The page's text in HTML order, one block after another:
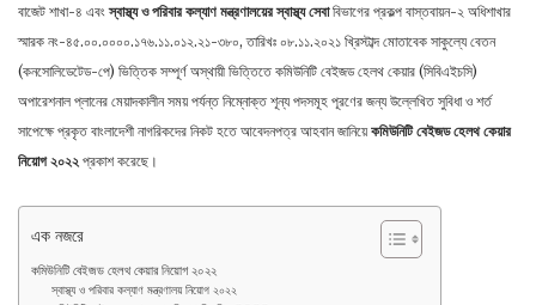
বাজেট শাখা-৪ এবংস্বাস্থ্য ও পরিবার কল্যাণ মন্ত্রণালয়ের স্বাস্থ্য সেবাবিভাগের প্রকল্প বাস্তবায়ন-২ অধিশাখার
স্মারক নং-৪৫.০০.০০০০.১৭৬.১১.০১২.২১-৩৮০, তারিখঃ ০৮.১১.২০২১ খ্রিস্টাব্দ মােতাবেক সাকুল্যে বেতন
(কনসােলিডেটেড-পে) ভিত্তিক সম্পূর্ণ অস্থায়ী ভিত্তিতে কমিউনিটি বেইজড হেলথ কেয়ার (সিবিএইচসি)
অপারেশনাল প্লানের মেয়াদকালীন সময় পর্যন্ত নিম্নোক্ত শূন্য পদসমূহ পূরণের জন্য উল্লেখিত সুবিধা ও শর্ত
সাপেক্ষে প্রকৃত বাংলাদেশী নাগরিকদের নিকট হতে আবেদনপত্র আহবান জানিয়েকমিউনিটি বেইজড হেলথ কেয়ার
নিয়োগ ২০২২ প্রকাশ করেছে।
এক নজরে
কমিউনিটি বেইজড হেলথ কেয়ার নিয়োগ ২০২২
স্বাস্থ্য ও পরিবার কল্যাণ মন্ত্রণালয় নিয়োগ ২০২২